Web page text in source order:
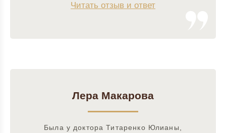
Читать отзыв и ответ
Лера Макарова
Была у доктора Титаренко Юлианы,